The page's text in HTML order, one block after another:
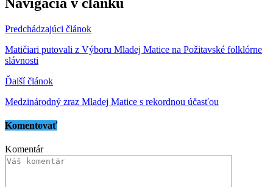
Predchádzajúci článok
Matičiari putovali z Výboru Mladej Matice na Požitavské folklórne
slávnosti
Ďalší článok
Medzinárodný zraz Mladej Matice s rekordnou účasťou
Komentovať
Komentár